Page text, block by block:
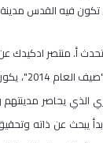
فيه القدس مدينة
أ. منتصر ادكيدك
خاصة
الذي يحاصر
يبحث عن ذاته